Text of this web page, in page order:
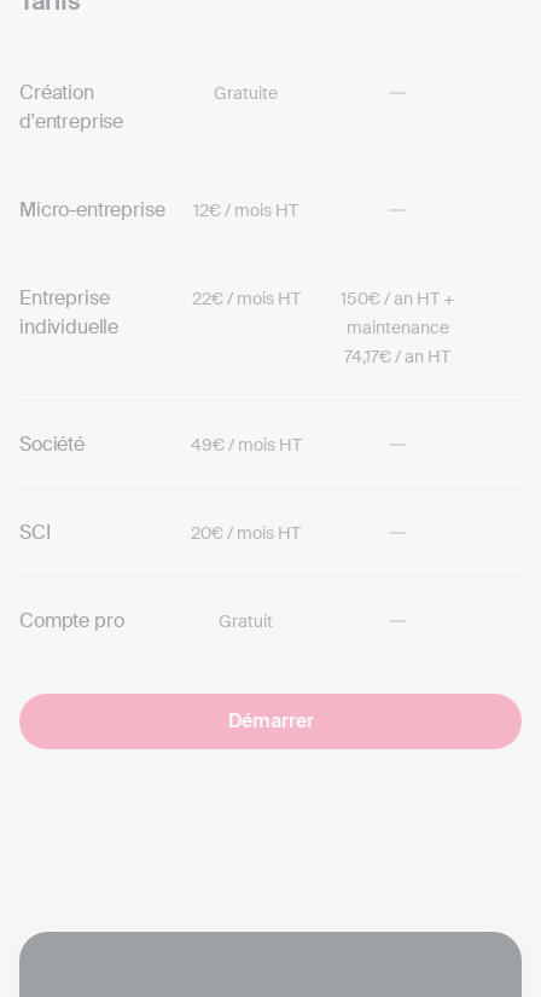
Création
d'entreprise
Gratuite
Micro-entreprise 12€ / mois HT
Entreprise
individuelle
22€ / mois HT
150€ / an HT +
maintenance
74,17€ / an HT
Société 49€ / mois HT
SCI 20€ / mois HT
Compte pro Gratuit
Démarrer